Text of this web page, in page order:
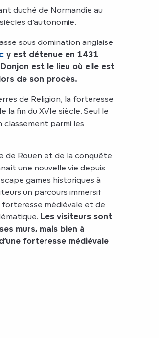
duché de Normandie au
d’autonomie.
sous domination anglaise
y est détenue en 1431
est le lieu où elle est
de son procès.
de Religion, la forteresse
fin du XVIe siècle. Seul le
classement parmi les
de Rouen et de la conquête
une nouvelle vie depuis
games historiques à
un parcours immersif
médiévale et de
Les visiteurs sont
murs, mais bien à
forteresse médiévale